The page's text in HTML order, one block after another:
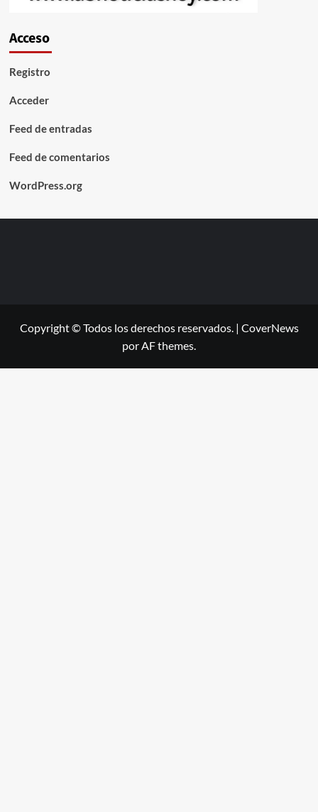
Acceso
Registro
Acceder
Feed de entradas
Feed de comentarios
WordPress.org
Copyright © Todos los derechos reservados. | CoverNews
por AF themes.